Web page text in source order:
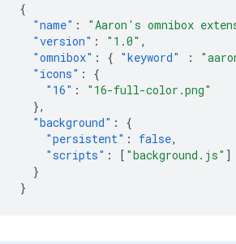
{
"name" : "Aaron's omnibox
"version" : "1.0" ,
"omnibox" : { "keyword" :
"icons" :
{
"16" :
"16-full-color.png"
},
"background" :
{
"persistent" : false,
"scripts" : [ "background.js" ]
}
}